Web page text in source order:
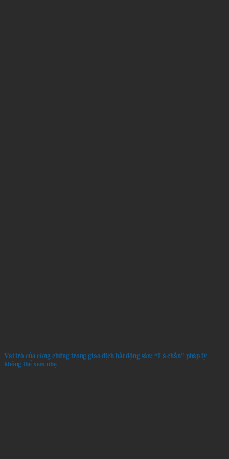
Vai trò của công chứng trong giao dịch bất động sản: “Lá chắn” pháp lý
không thể xem nhẹ